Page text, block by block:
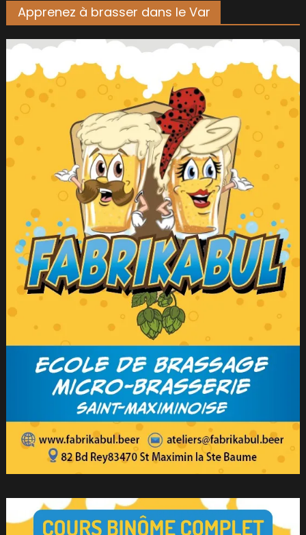
Apprenez à brasser dans le Var